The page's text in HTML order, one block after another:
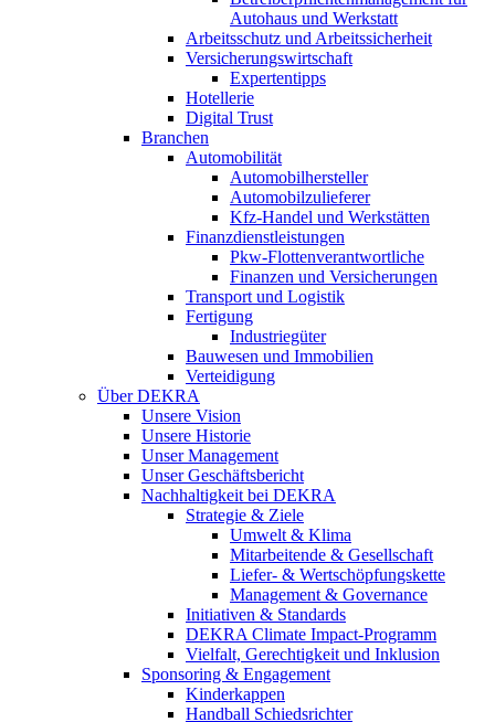
Autohaus und Werkstatt
Arbeitsschutz und Arbeitssicherheit
Versicherungswirtschaft
Expertentipps
Hotellerie
Digital Trust
Branchen
Automobilität
Automobilhersteller
Automobilzulieferer
Kfz-Handel und Werkstätten
Finanzdienstleistungen
Pkw‑Flottenverantwortliche
Finanzen und Versicherungen
Transport und Logistik
Fertigung
Industriegüter
Bauwesen und Immobilien
Verteidigung
Über DEKRA
Unsere Vision
Unsere Historie
Unser Management
Unser Geschäftsbericht
Nachhaltigkeit bei DEKRA
Strategie & Ziele
Umwelt & Klima
Mitarbeitende & Gesellschaft
Liefer- & Wertschöpfungskette
Management & Governance
Initiativen & Standards
DEKRA Climate Impact-Programm
Vielfalt, Gerechtigkeit und Inklusion​
Sponsoring & Engagement
Kinderkappen
Handball Schiedsrichter